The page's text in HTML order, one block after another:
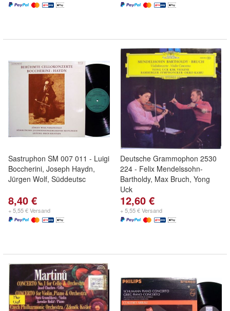
Sastruphon SM 007 011 - Luigi
Boccherini, Joseph Haydn,
Jürgen Wolf, Süddeutsc
8,40 €
+ 5,55 € Versand
Deutsche Grammophon 2530
224 - Felix Mendelssohn-
Bartholdy, Max Bruch, Yong
Uck
12,60 €
+ 5,55 € Versand